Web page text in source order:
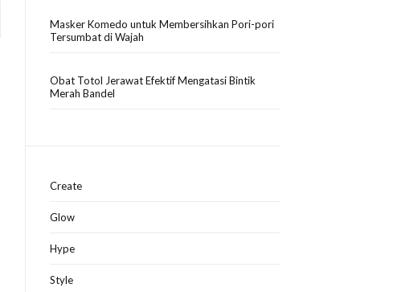
Masker Komedo untuk Membersihkan Pori-pori
Tersumbat di Wajah
Obat Totol Jerawat Efektif Mengatasi Bintik
Merah Bandel
Create
Glow
Hype
Style